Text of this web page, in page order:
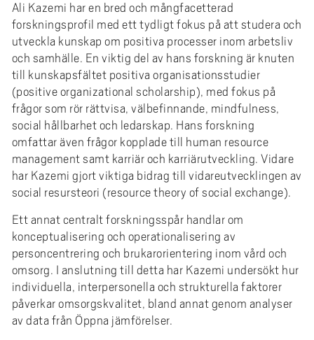
Ali Kazemi har en bred och mångfacetterad
forskningsprofil med ett tydligt fokus på att studera och
utveckla kunskap om positiva processer inom arbetsliv
och samhälle. En viktig del av hans forskning är knuten
till kunskapsfältet positiva organisationsstudier
(positive organizational scholarship), med fokus på
frågor som rör rättvisa, välbefinnande, mindfulness,
social hållbarhet och ledarskap. Hans forskning
omfattar även frågor kopplade till human resource
management samt karriär och karriärutveckling. Vidare
har Kazemi gjort viktiga bidrag till vidareutvecklingen av
social resursteori (resource theory of social exchange).
Ett annat centralt forskningsspår handlar om
konceptualisering och operationalisering av
personcentrering och brukarorientering inom vård och
omsorg. I anslutning till detta har Kazemi undersökt hur
individuella, interpersonella och strukturella faktorer
påverkar omsorgskvalitet, bland annat genom analyser
av data från Öppna jämförelser.